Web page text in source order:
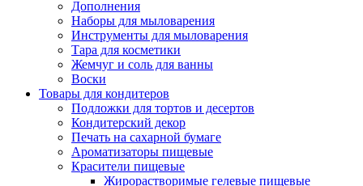
Дополнения
Наборы для мыловарения
Инструменты для мыловарения
Тара для косметики
Жемчуг и соль для ванны
Воски
Товары для кондитеров
Подложки для тортов и десертов
Кондитерский декор
Печать на сахарной бумаге
Ароматизаторы пищевые
Красители пищевые
Жирорастворимые гелевые пищевые